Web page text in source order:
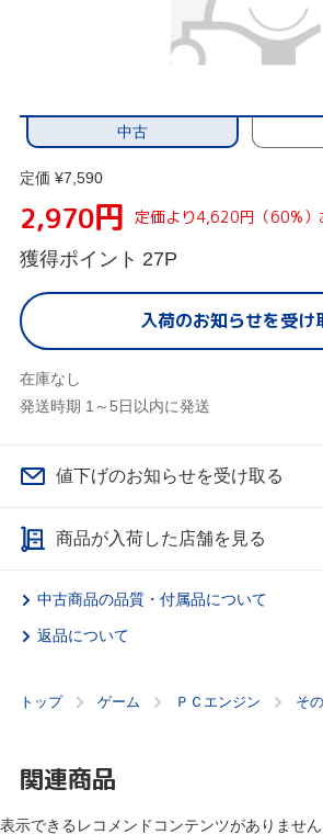
中古
定価 ¥7,590
2,970円 定価より4,620円（60%）
獲得ポイント 27P
入荷のお知らせを受け
在庫なし
発送時期 1～5日以内に発送
値下げのお知らせを受け取る
商品が入荷した店舗を見る
中古商品の品質・付属品について
返品について
トップ ゲーム ＰＣエンジン そ
関連商品
表示できるレコメンドコンテンツがありません